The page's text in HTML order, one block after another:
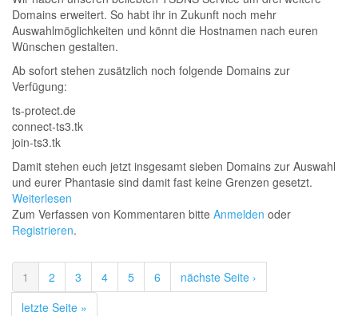
Domains erweitert. So habt ihr in Zukunft noch mehr
Auswahlmöglichkeiten und könnt die Hostnamen nach euren
Wünschen gestalten.
Ab sofort stehen zusätzlich noch folgende Domains zur
Verfügung:
ts-protect.de
connect-ts3.tk
join-ts3.tk
Damit stehen euch jetzt insgesamt sieben Domains zur Auswahl
und eurer Phantasie sind damit fast keine Grenzen gesetzt.
Weiterlesen
TSDNS
Service
weitere
Domains
erweitert
Zum Verfassen von Kommentaren bitte Anmelden oder
Registrieren.
1 2 3 4 5 6
nächste Seite ›
letzte Seite »